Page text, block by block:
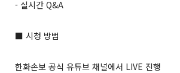
- 실시간 Q&A
■ 시청 방법
한화손보 공식 유튜브 채널에서 LIVE 진행